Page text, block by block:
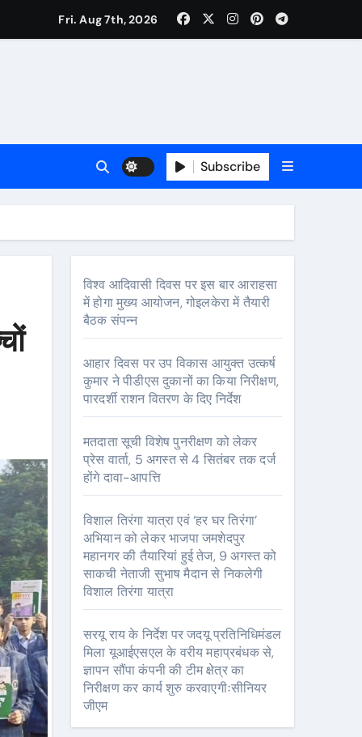
Fri. Aug 7th, 2026
Subscribe
विश्व आदिवासी दिवस पर इस बार आराहसा
में होगा मुख्य आयोजन, गोइलकेरा में तैयारी
बैठक संपन्न
आहार दिवस पर उप विकास आयुक्त उत्कर्ष
कुमार ने पीडीएस दुकानों का किया निरीक्षण,
पारदर्शी राशन वितरण के दिए निर्देश
मतदाता सूची विशेष पुनरीक्षण को लेकर
प्रेस वार्ता, 5 अगस्त से 4 सितंबर तक दर्ज
होंगे दावा-आपत्ति
विशाल तिरंगा यात्रा एवं ‘हर घर तिरंगा’
अभियान को लेकर भाजपा जमशेदपुर
महानगर की तैयारियां हुई तेज, 9 अगस्त को
साकची नेताजी सुभाष मैदान से निकलेगी
विशाल तिरंगा यात्रा
सरयू राय के निर्देश पर जदयू प्रतिनिधिमंडल
मिला यूआईएसएल के वरीय महाप्रबंधक से,
ज्ञापन सौंपा कंपनी की टीम क्षेत्र का
निरीक्षण कर कार्य शुरु करवाएगीःसीनियर
जीएम